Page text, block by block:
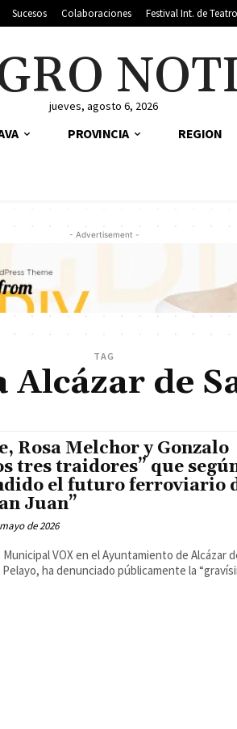
Sucesos Colaboraciones Festival Int. de
jueves, agosto 6, 2026
PROVINCIA REGION
- Advertisement -
TAG
Alcázar de
Rosa Melchor y Gonzalo
tres traidores” que
el futuro ferroviario
Juan”
de 2026
VOX en el Ayuntamiento de Alcázar
ha denunciado públicamente la